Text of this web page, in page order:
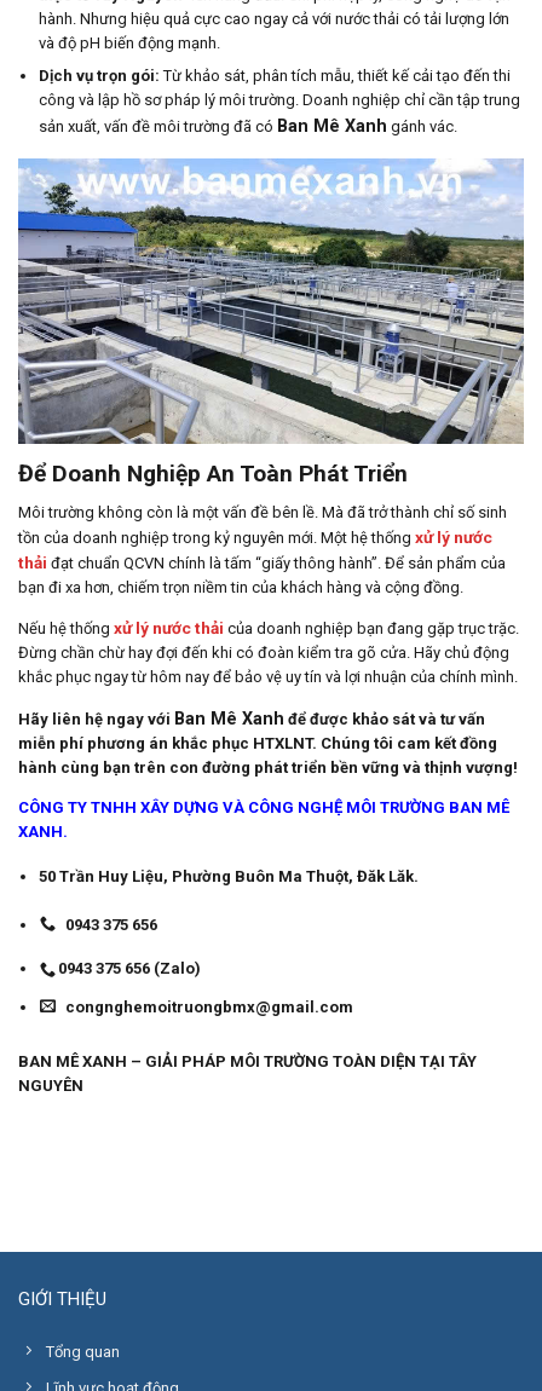
hành. Nhưng hiệu quả cực cao ngay cả với nước thải có tải lượng lớn
và độ pH biến động mạnh.
Dịch vụ trọn gói: Từ khảo sát, phân tích mẫu, thiết kế cải tạo đến thi
công và lập hồ sơ pháp lý môi trường. Doanh nghiệp chỉ cần tập trung
sản xuất, vấn đề môi trường đã có Ban Mê Xanh gánh vác.
Để Doanh Nghiệp An Toàn Phát Triển
Môi trường không còn là một vấn đề bên lề. Mà đã trở thành chỉ số sinh
tồn của doanh nghiệp trong kỷ nguyên mới. Một hệ thống xử lý nước
thải đạt chuẩn QCVN chính là tấm “giấy thông hành”. Để sản phẩm của
bạn đi xa hơn, chiếm trọn niềm tin của khách hàng và cộng đồng.
Nếu hệ thống xử lý nước thải của doanh nghiệp bạn đang gặp trục trặc.
Đừng chần chừ hay đợi đến khi có đoàn kiểm tra gõ cửa. Hãy chủ động
khắc phục ngay từ hôm nay để bảo vệ uy tín và lợi nhuận của chính mình.
Hãy liên hệ ngay với Ban Mê Xanh để được khảo sát và tư vấn
miễn phí phương án khắc phục HTXLNT. Chúng tôi cam kết đồng
hành cùng bạn trên con đường phát triển bền vững và thịnh vượng!
CÔNG TY TNHH XÂY DỰNG VÀ CÔNG NGHỆ MÔI TRƯỜNG BAN MÊ
XANH.
50 Trần Huy Liệu, Phường Buôn Ma Thuột, Đăk Lăk.
0943 375 656
0943 375 656 (Zalo)
congnghemoitruongbmx@gmail.com
BAN MÊ XANH – GIẢI PHÁP MÔI TRƯỜNG TOÀN DIỆN TẠI TÂY
NGUYÊN
GIỚI THIỆU
Tổng quan